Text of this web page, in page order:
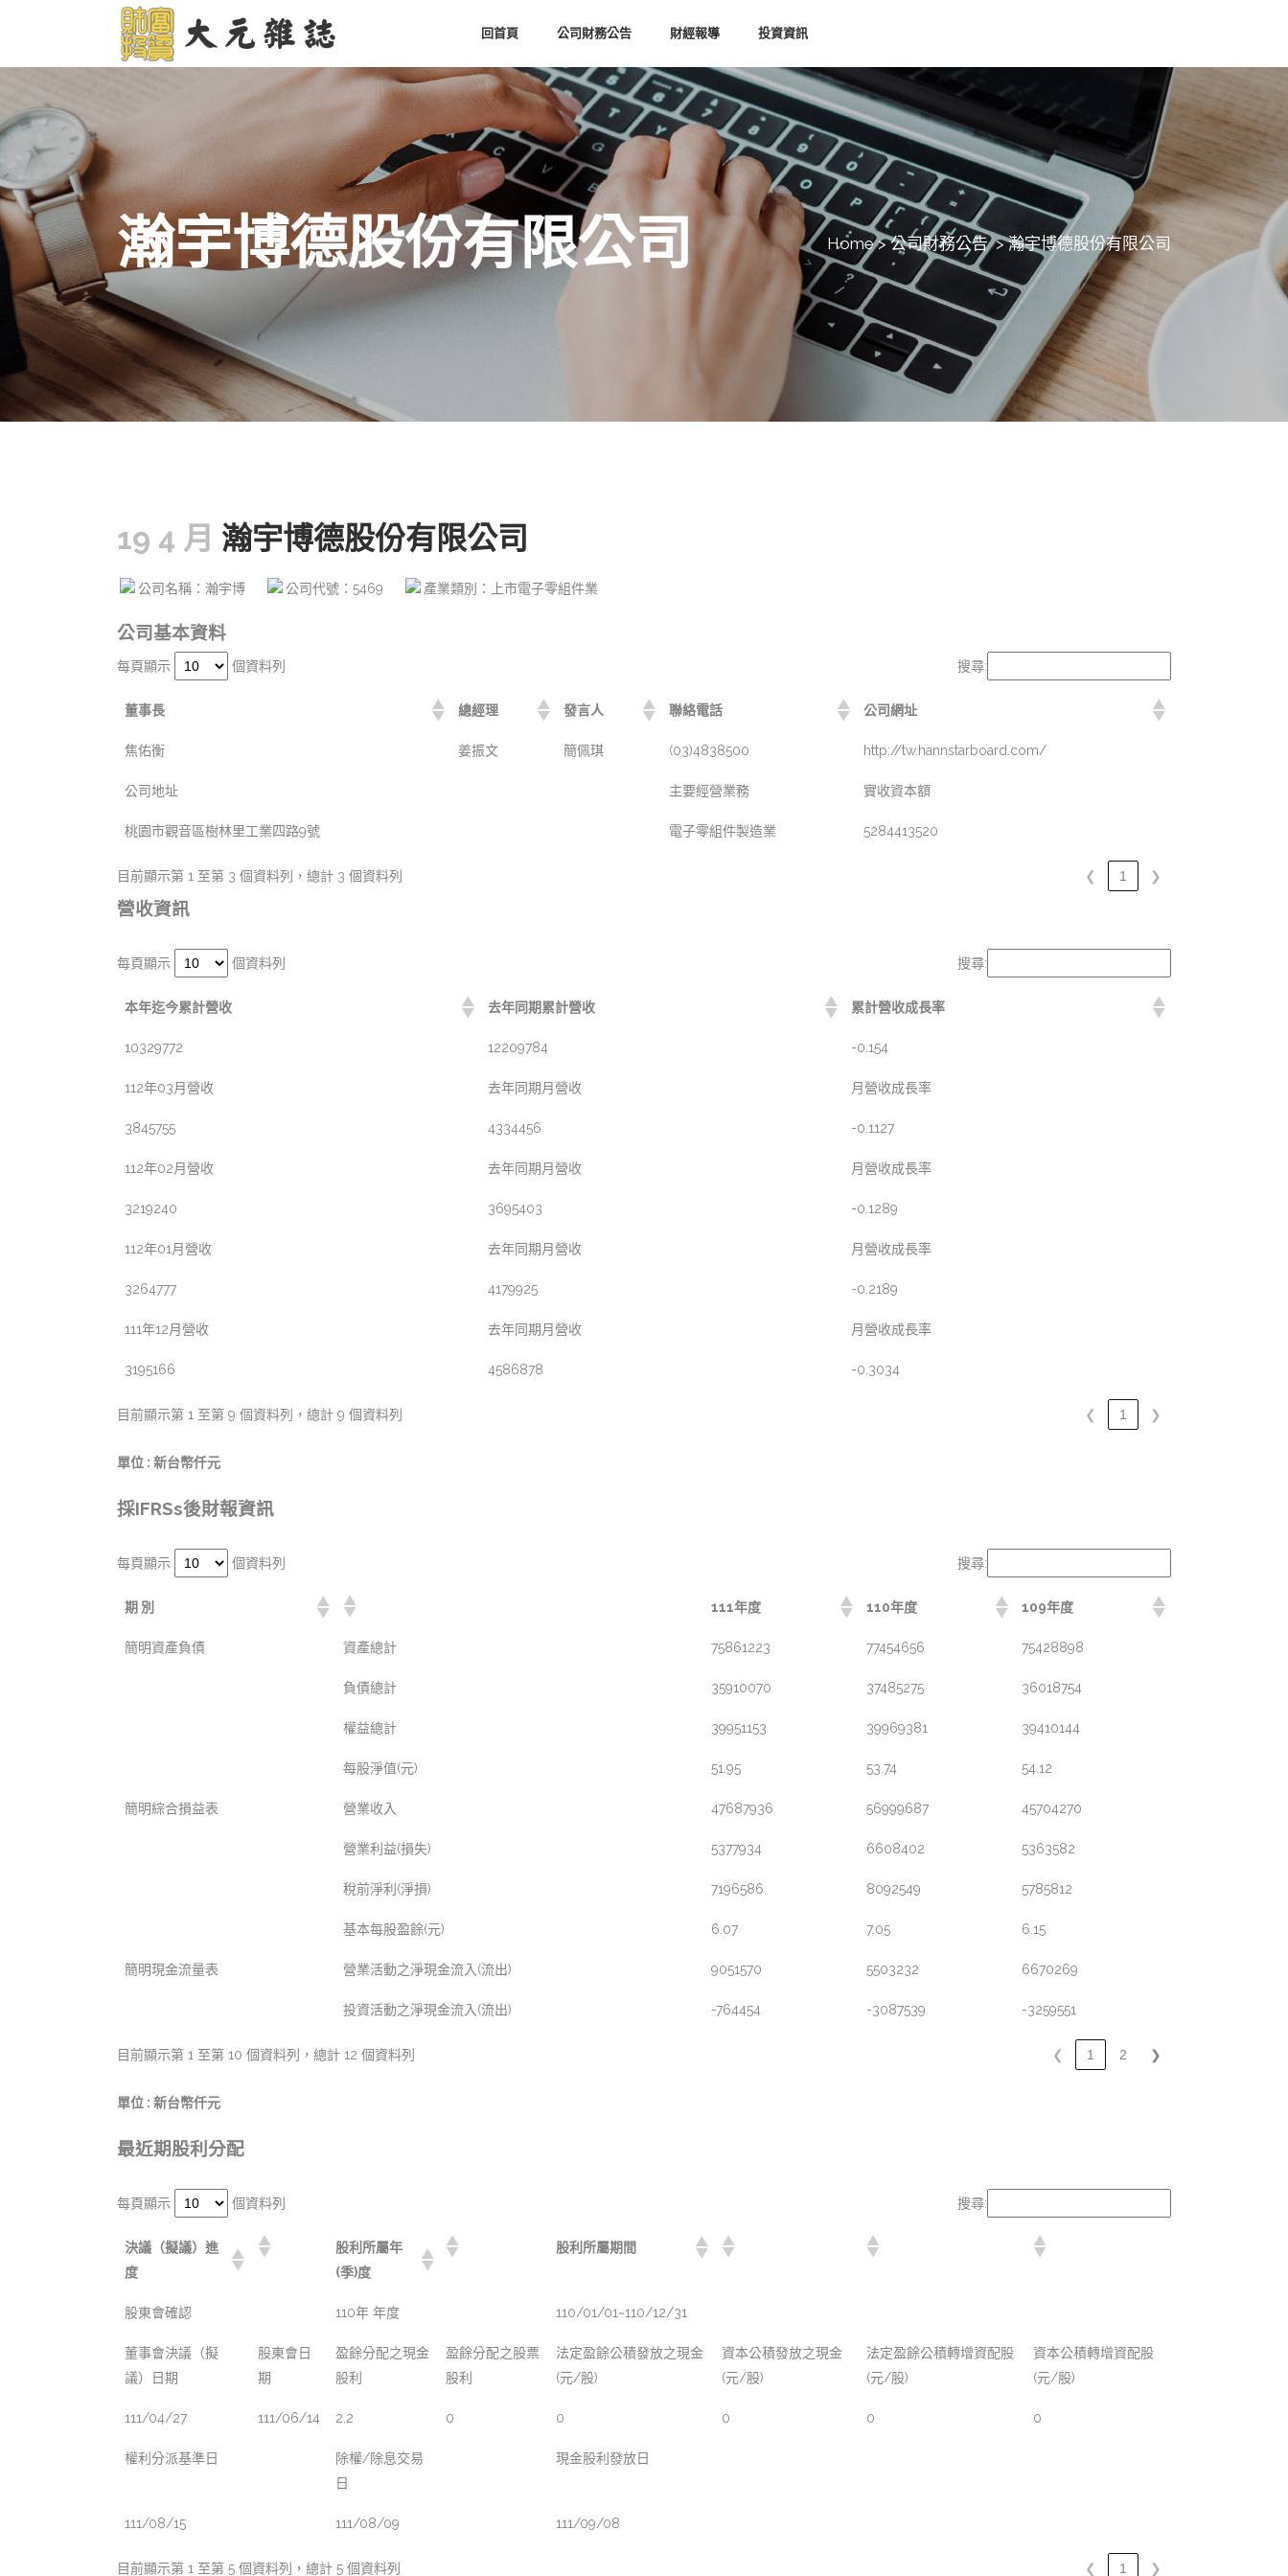
回首頁 公司財務公告 財經報導 投資資訊
瀚宇博德股份有限公司 Home>公司財務公告 >瀚宇博德股份有限公司
19 4 月 瀚宇博德股份有限公司
公司名稱：瀚宇博 公司代號：5469 產業類別：上市電子零組件業
公司基本資料
每頁顯示 個資料列 搜尋:
董事長 總經理 發言人 聯絡電話 公司網址
焦佑衡 姜振文 簡佩琪 (03)4838500 http://tw.hannstarboard.com/
公司地址 主要經營業務 實收資本額
桃園市觀音區樹林里工業四路9號 電子零組件製造業 5284413520
目前顯示第 1 至第 3 個資料列，總計 3 個資料列 ❮ 1 ❯
營收資訊
每頁顯示 個資料列 搜尋:
本年迄今累計營收 去年同期累計營收 累計營收成長率
10329772 12209784 -0.154
112年03月營收 去年同期月營收 月營收成長率
3845755 4334456 -0.1127
112年02月營收 去年同期月營收 月營收成長率
3219240 3695403 -0.1289
112年01月營收 去年同期月營收 月營收成長率
3264777 4179925 -0.2189
111年12月營收 去年同期月營收 月營收成長率
3195166 4586878 -0.3034
目前顯示第 1 至第 9 個資料列，總計 9 個資料列 ❮ 1 ❯
單位 : 新台幣仟元
採IFRSs後財報資訊
每頁顯示 個資料列 搜尋:
期 別 111年度 110年度 109年度
簡明資產負債 資產總計 75861223 77454656 75428898
負債總計 35910070 37485275 36018754
權益總計 39951153 39969381 39410144
每股淨值(元) 51.95 53.74 54.12
簡明綜合損益表 營業收入 47687936 56999687 45704270
營業利益(損失) 5377934 6608402 5363582
稅前淨利(淨損) 7196586 8092549 5785812
基本每股盈餘(元) 6.07 7.05 6.15
簡明現金流量表 營業活動之淨現金流入(流出) 9051570 5503232 6670269
投資活動之淨現金流入(流出) -764454 -3087539 -3259551
目前顯示第 1 至第 10 個資料列，總計 12 個資料列 ❮ 1 2 ❯
單位 : 新台幣仟元
最近期股利分配
每頁顯示 個資料列 搜尋:
決議（擬議）進
度
股利所屬年
(季)度
股利所屬期間
股東會確認 110年 年度 110/01/01~110/12/31
董事會決議（擬
議）日期
股東會日
期
盈餘分配之現金
股利
盈餘分配之股票
股利
法定盈餘公積發放之現金
(元/股)
資本公積發放之現金
(元/股)
法定盈餘公積轉增資配股
(元/股)
資本公積轉增資配股
(元/股)
111/04/27 111/06/14 2.2 0 0 0 0 0
權利分派基準日
除權/除息交易
日
現金股利發放日
111/08/15 111/08/09 111/09/08
目前顯示第 1 至第 5 個資料列，總計 5 個資料列 ❮ 1 ❯